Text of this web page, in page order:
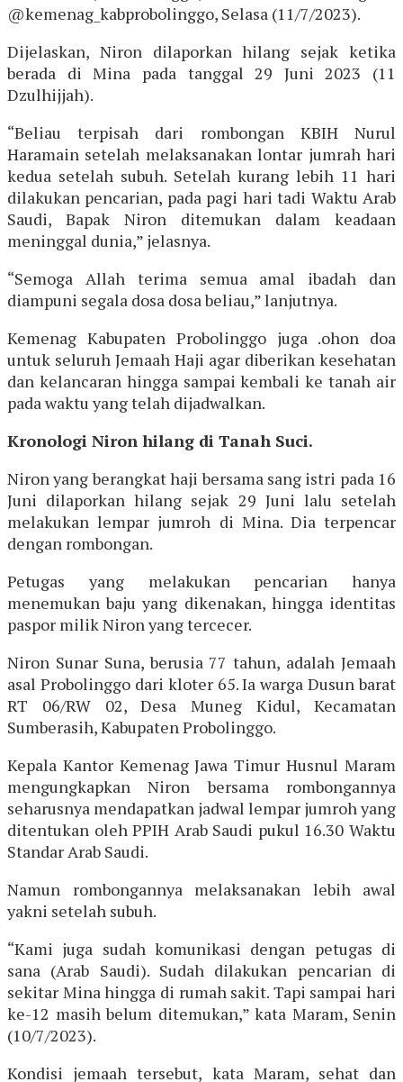
@kemenag_kabprobolinggo, Selasa (11/7/2023).
Dijelaskan, Niron dilaporkan hilang sejak ketika
berada di Mina pada tanggal 29 Juni 2023 (11
Dzulhijjah).
“Beliau terpisah dari rombongan KBIH Nurul
Haramain setelah melaksanakan lontar jumrah hari
kedua setelah subuh. Setelah kurang lebih 11 hari
dilakukan pencarian, pada pagi hari tadi Waktu Arab
Saudi, Bapak Niron ditemukan dalam keadaan
meninggal dunia,” jelasnya.
“Semoga Allah terima semua amal ibadah dan
diampuni segala dosa dosa beliau,” lanjutnya.
Kemenag Kabupaten Probolinggo juga .ohon doa
untuk seluruh Jemaah Haji agar diberikan kesehatan
dan kelancaran hingga sampai kembali ke tanah air
pada waktu yang telah dijadwalkan.
Kronologi Niron hilang di Tanah Suci.
Niron yang berangkat haji bersama sang istri pada 16
Juni dilaporkan hilang sejak 29 Juni lalu setelah
melakukan lempar jumroh di Mina. Dia terpencar
dengan rombongan.
Petugas yang melakukan pencarian hanya
menemukan baju yang dikenakan, hingga identitas
paspor milik Niron yang tercecer.
Niron Sunar Suna, berusia 77 tahun, adalah Jemaah
asal Probolinggo dari kloter 65. Ia warga Dusun barat
RT 06/RW 02, Desa Muneg Kidul, Kecamatan
Sumberasih, Kabupaten Probolinggo.
Kepala Kantor Kemenag Jawa Timur Husnul Maram
mengungkapkan Niron bersama rombongannya
seharusnya mendapatkan jadwal lempar jumroh yang
ditentukan oleh PPIH Arab Saudi pukul 16.30 Waktu
Standar Arab Saudi.
Namun rombongannya melaksanakan lebih awal
yakni setelah subuh.
“Kami juga sudah komunikasi dengan petugas di
sana (Arab Saudi). Sudah dilakukan pencarian di
sekitar Mina hingga di rumah sakit. Tapi sampai hari
ke-12 masih belum ditemukan,” kata Maram, Senin
(10/7/2023).
Kondisi jemaah tersebut, kata Maram, sehat dan